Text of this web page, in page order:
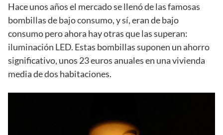
Hace unos años el mercado se llenó de las famosas
bombillas de bajo consumo, y sí, eran de bajo
consumo pero ahora hay otras que las superan:
iluminación LED. Estas bombillas suponen un ahorro
significativo, unos 23 euros anuales en una vivienda
media de dos habitaciones.